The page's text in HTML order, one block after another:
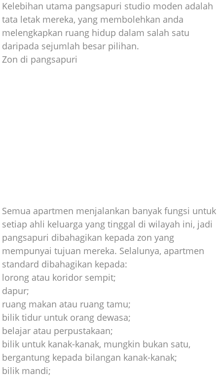
Kelebihan utama pangsapuri studio moden adalah
tata letak mereka, yang membolehkan anda
melengkapkan ruang hidup dalam salah satu
daripada sejumlah besar pilihan.
Zon di pangsapuri
Semua apartmen menjalankan banyak fungsi untuk
setiap ahli keluarga yang tinggal di wilayah ini, jadi
pangsapuri dibahagikan kepada zon yang
mempunyai tujuan mereka. Selalunya, apartmen
standard dibahagikan kepada:
lorong atau koridor sempit;
dapur;
ruang makan atau ruang tamu;
bilik tidur untuk orang dewasa;
belajar atau perpustakaan;
bilik untuk kanak-kanak, mungkin bukan satu,
bergantung kepada bilangan kanak-kanak;
bilik mandi;